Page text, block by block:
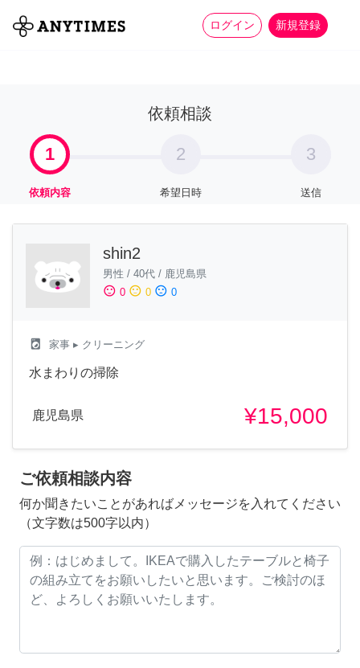
ログイン 新規登録
全て 家事 more_horiz
依頼相談
1
依頼内容
2
希望日時
3
送信
shin2
男性 / 40代 / 鹿児島県
sentiment_satisfied 0 sentiment_neutral 0 sentiment_dissatisfied 0
local_laundry_service 家事 ▸ クリーニング
水まわりの掃除
鹿児島県 ¥15,000
ご依頼相談内容
何か聞きたいことがあればメッセージを入れてください
（文字数は500字以内）